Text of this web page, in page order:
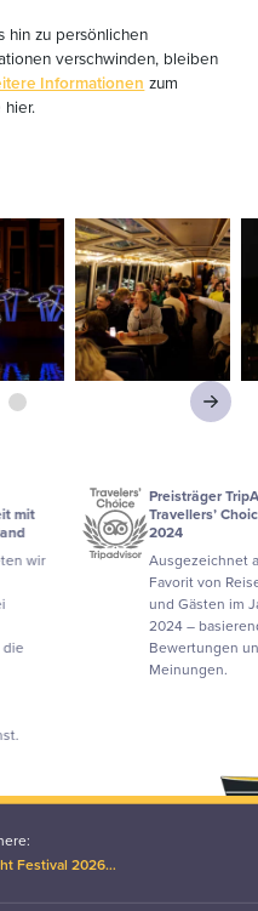
hin zu persönlichen
verschwinden, bleiben
Informationen zum
Preisträger TripAdvisor
Travellers’ Choice
2024
Ausgezeichnet als
Favorit von Reisenden
und Gästen im Jahr
2024 – basierend auf
Bewertungen und
Meinungen.
Festival 2026…